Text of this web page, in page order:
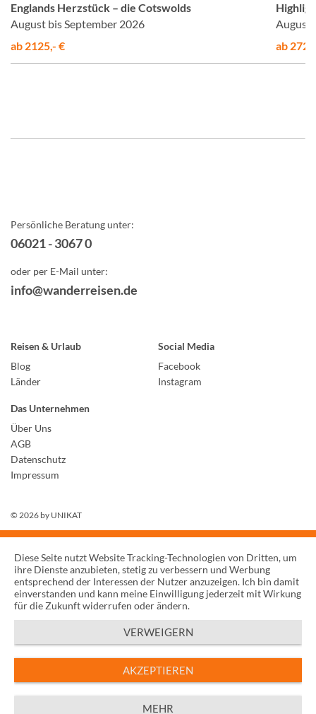
Englands Herzstück – die Cotswolds
August bis September 2026
ab 2125,- €
August
ab
Persönliche Beratung unter:
06021 - 3067 0
oder per E-Mail unter:
info@wanderreisen.de
Reisen & Urlaub
Blog
Länder
Social Media
Facebook
Instagram
Das Unternehmen
Über Uns
AGB
Datenschutz
Impressum
© 2026 by UNIKAT
Diese Seite nutzt Website Tracking-Technologien von Dritten, um
ihre Dienste anzubieten, stetig zu verbessern und Werbung
entsprechend der Interessen der Nutzer anzuzeigen. Ich bin damit
einverstanden und kann meine Einwilligung jederzeit mit Wirkung
für die Zukunft widerrufen oder ändern.
VERWEIGERN
AKZEPTIEREN
MEHR